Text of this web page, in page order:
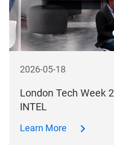
2026-05-18
London Tech Week
INTEL
Learn More